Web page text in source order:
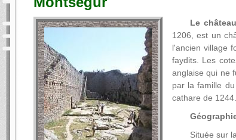
Le
1206, est un
l'ancien village
faydits. Les
anglaise qui ne
par la famille
cathare de 1244.
Située sur